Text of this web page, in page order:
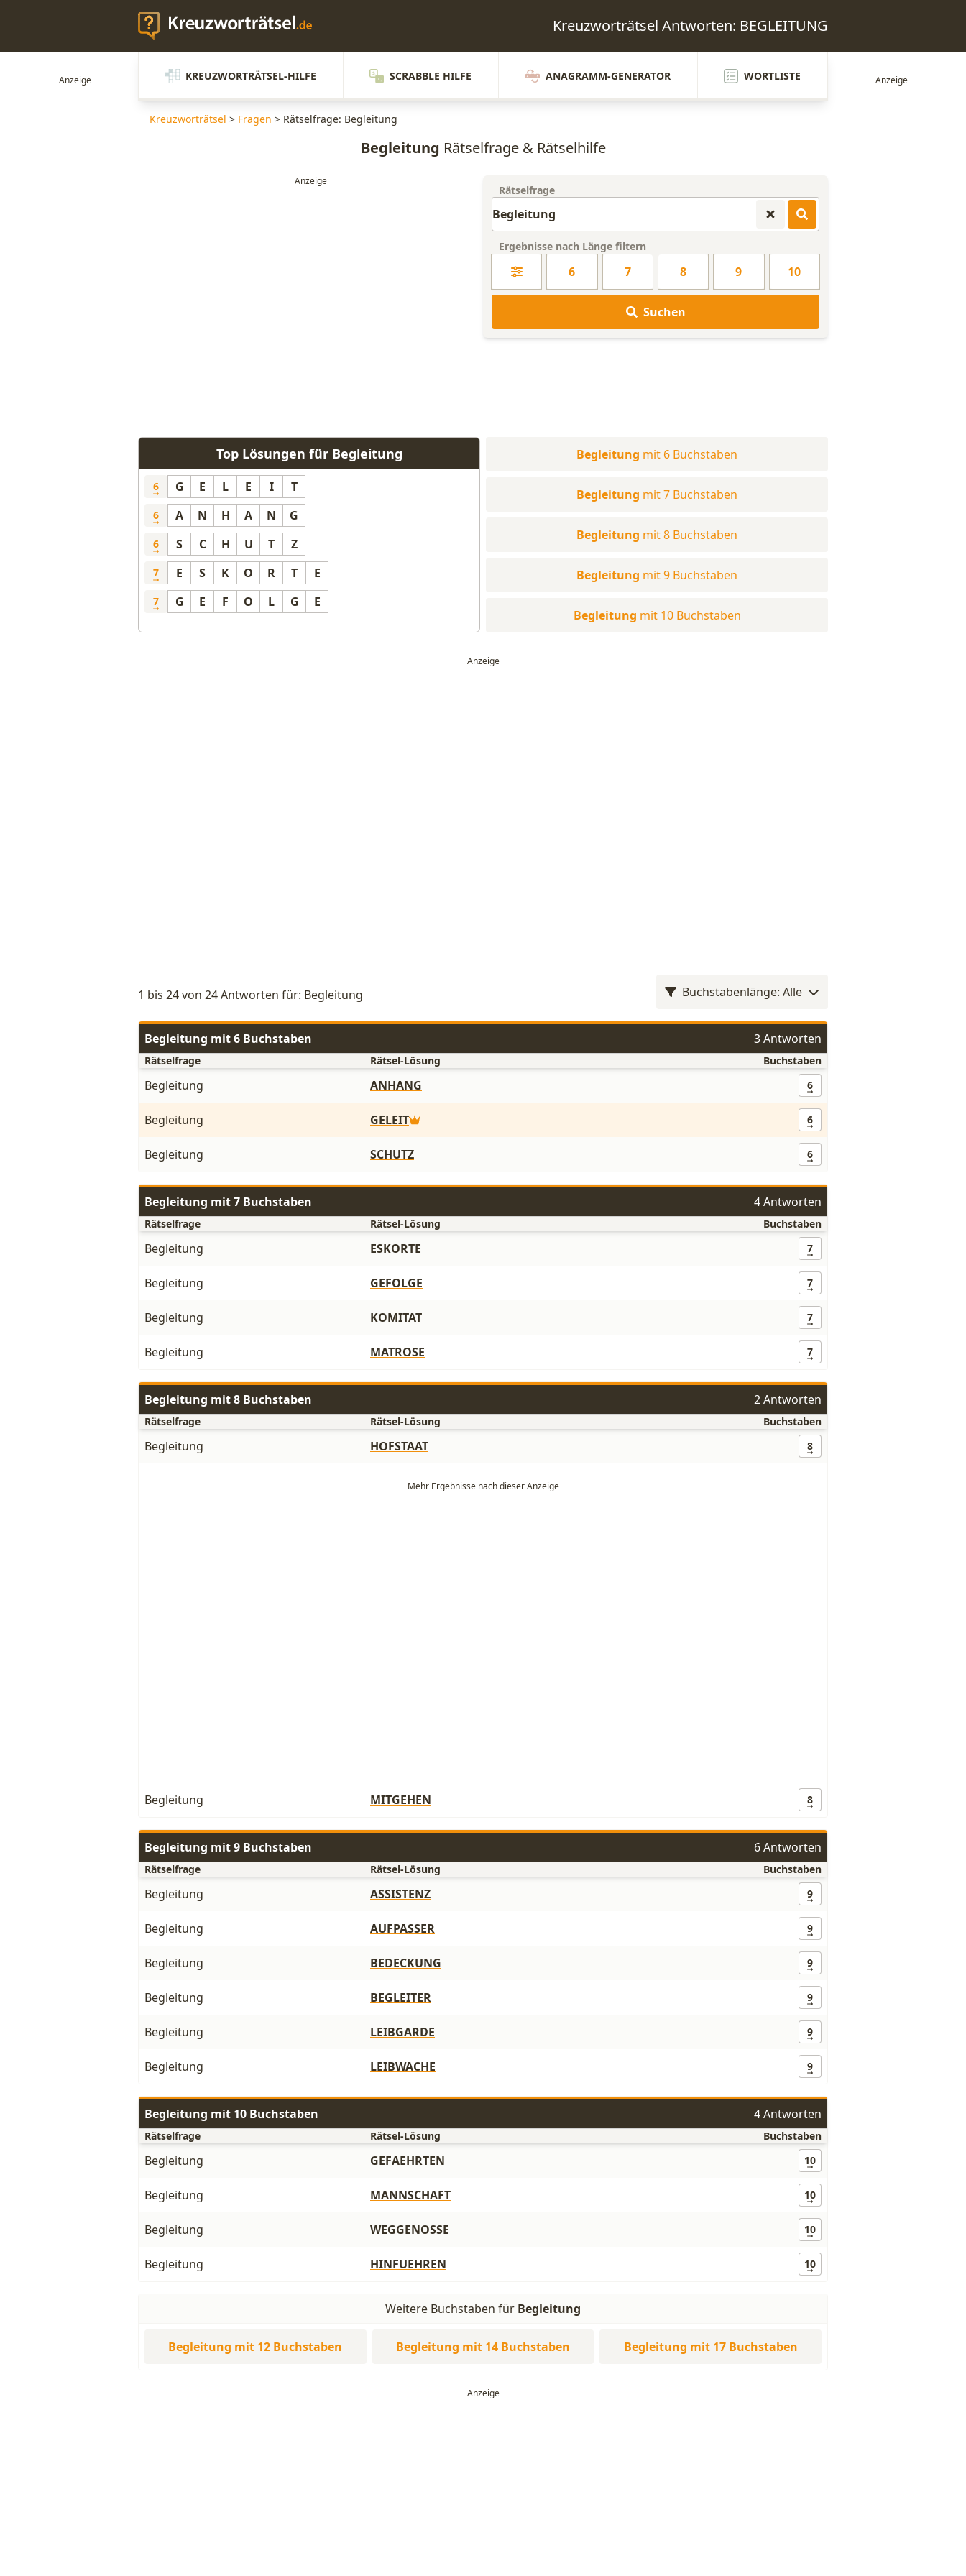
Kreuzworträtsel Antworten: BEGLEITUNG
KREUZWORTRÄTSEL-HILFE SCRABBLE HILFE ANAGRAMM-GENERATOR WORTLISTE
Kreuzworträtsel > Fragen > Rätselfrage: Begleitung
Begleitung Rätselfrage & Rätselhilfe
Rätselfrage
Ergebnisse nach Länge filtern
6 7 8 9 10
Suchen
Top Lösungen für Begleitung
6 G E L E I T
6 A N H A N G
6 S C H U T Z
7 E S K O R T E
7 G E F O L G E
Begleitung mit 6 Buchstaben
Begleitung mit 7 Buchstaben
Begleitung mit 8 Buchstaben
Begleitung mit 9 Buchstaben
Begleitung mit 10 Buchstaben
1 bis 24 von 24 Antworten für: Begleitung Buchstabenlänge: Alle
Begleitung mit 6 Buchstaben 3 Antworten
Rätselfrage Rätsel-Lösung Buchstaben
Begleitung ANHANG 6
Begleitung GELEIT 6
Begleitung SCHUTZ 6
Begleitung mit 7 Buchstaben 4 Antworten
Rätselfrage Rätsel-Lösung Buchstaben
Begleitung ESKORTE 7
Begleitung GEFOLGE 7
Begleitung KOMITAT 7
Begleitung MATROSE 7
Begleitung mit 8 Buchstaben 2 Antworten
Rätselfrage Rätsel-Lösung Buchstaben
Begleitung HOFSTAAT 8
Begleitung MITGEHEN 8
Begleitung mit 9 Buchstaben 6 Antworten
Rätselfrage Rätsel-Lösung Buchstaben
Begleitung ASSISTENZ 9
Begleitung AUFPASSER 9
Begleitung BEDECKUNG 9
Begleitung BEGLEITER 9
Begleitung LEIBGARDE 9
Begleitung LEIBWACHE 9
Begleitung mit 10 Buchstaben 4 Antworten
Rätselfrage Rätsel-Lösung Buchstaben
Begleitung GEFAEHRTEN 10
Begleitung MANNSCHAFT 10
Begleitung WEGGENOSSE 10
Begleitung HINFUEHREN 10
Weitere Buchstaben für Begleitung
Begleitung mit 12 Buchstaben Begleitung mit 14 Buchstaben Begleitung mit 17 Buchstaben